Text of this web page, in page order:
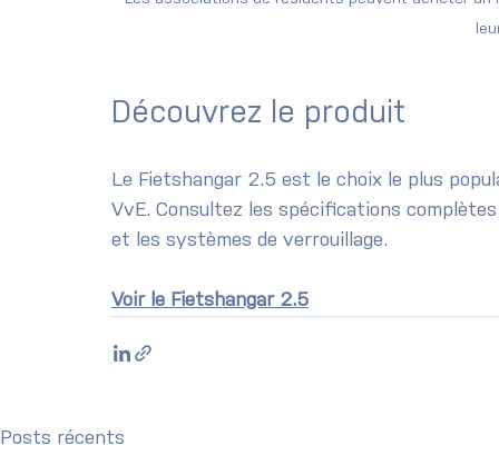
Découvrez le produit
Le Fietshangar 2.5 est le choix le plus
VvE. Consultez les spécifications
et les systèmes de verrouillage.
Voir le Fietshangar 2.5
Posts récents